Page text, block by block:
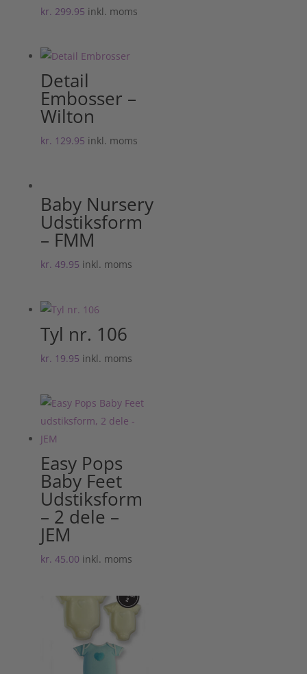
kr. 299.95 inkl. moms
Detail
Embosser –
Wilton
kr. 129.95 inkl. moms
Baby Nursery
Udstiksform
– FMM
kr. 49.95 inkl. moms
Tyl nr. 106
kr. 19.95 inkl. moms
Easy Pops
Baby Feet
Udstiksform
– 2 dele –
JEM
kr. 45.00 inkl. moms